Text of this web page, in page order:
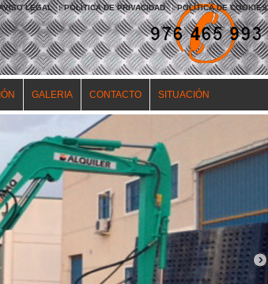
LEGAL | POLÍTICA DE PRIVACIDAD | POLÍTICA DE COOKIES
GALERIA CONTACTO SITUACIÓN